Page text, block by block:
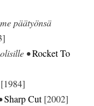
päätyönsä
•Rocket To
[1984]
Sharp Cut[2002]